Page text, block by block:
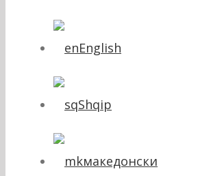
English
Shqip
македонски